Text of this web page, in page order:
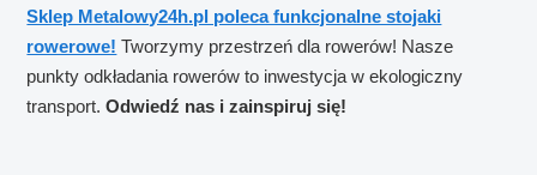
Sklep Metalowy24h.pl poleca funkcjonalne stojaki
rowerowe! Tworzymy przestrzeń dla rowerów! Nasze
punkty odkładania rowerów to inwestycja w ekologiczny
transport.Odwiedź nas i zainspiruj się!